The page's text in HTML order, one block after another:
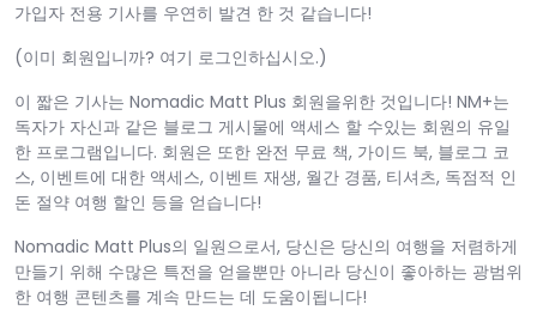
가입자 전용 기사를 우연히 발견 한 것 같습니다!
(이미 회원입니까? 여기 로그인하십시오.)
이 짧은 기사는 Nomadic Matt Plus 회원을위한 것입니다! NM+는
독자가 자신과 같은 블로그 게시물에 액세스 할 수있는 회원의 유일
한 프로그램입니다. 회원은 또한 완전 무료 책, 가이드 북, 블로그 코
스, 이벤트에 대한 액세스, 이벤트 재생, 월간 경품, 티셔츠, 독점적 인
돈 절약 여행 할인 등을 얻습니다!
Nomadic Matt Plus의 일원으로서, 당신은 당신의 여행을 저렴하게
만들기 위해 수많은 특전을 얻을뿐만 아니라 당신이 좋아하는 광범위
한 여행 콘텐츠를 계속 만드는 데 도움이됩니다!